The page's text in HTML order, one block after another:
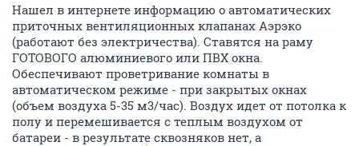
Нашел в интернете информацию о автоматических
приточных вентиляционных клапанах Аэрэко
(работают без электричества). Ставятся на раму
ГОТОВОГО алюминиевого или ПВХ окна.
Обеспечивают проветривание комнаты в
автоматическом режиме - при закрытых окнах
(объем воздуха 5-35 м3/час). Воздух идет от потолка к
полу и перемешивается с теплым воздухом от
батареи - в результате сквозняков нет, а